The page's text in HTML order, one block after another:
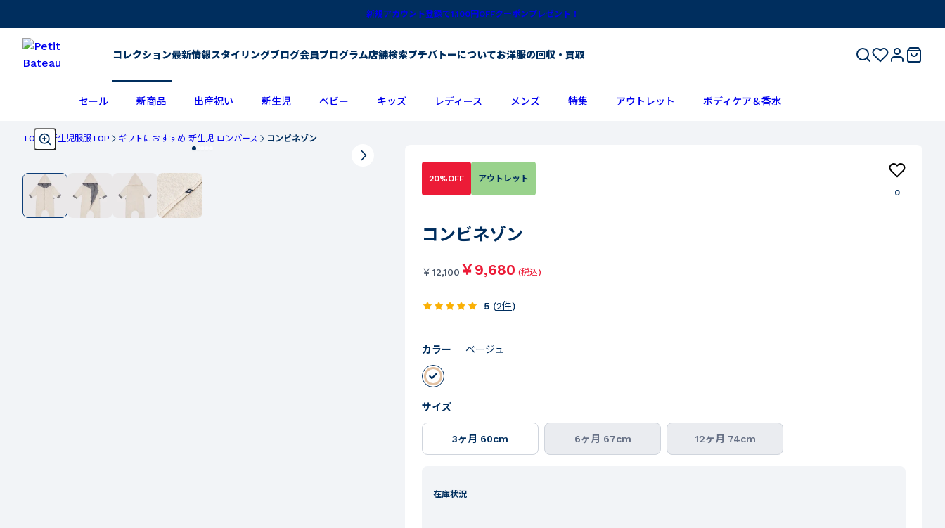
新規アカウント登録で1,100円OFFクーポンプレゼント！
コレクション最新情報スタイリングブログ会員プログラム店舗検索プチバトーについてお洋服の回収・買取
セール 新商品 出産祝い 新生児 ベビー キッズ レディース メンズ 特集 アウトレット ボディケア＆香水
TOP 新生児服服TOP ギフトにおすすめ 新生児 ロンパース コンビネゾン
20%OFF
アウトレット
0
コンビネゾン
￥12,100￥9,680 (税込)
5 (2件)
カラー ベージュ
サイズ
3ヶ月 60cm 6ヶ月 67cm 12ヶ月 74cm
在庫状況